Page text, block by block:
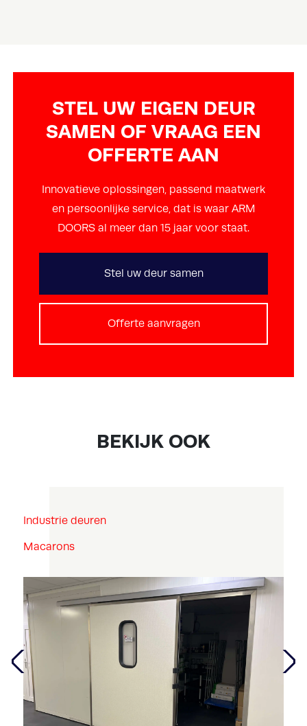
STEL UW EIGEN DEUR
SAMEN OF VRAAG EEN
OFFERTE AAN
Innovatieve oplossingen, passend maatwerk
en persoonlijke service, dat is waar ARM
DOORS al meer dan 15 jaar voor staat.
Stel uw deur samen
Offerte aanvragen
BEKIJK OOK
Industrie deuren
Macarons